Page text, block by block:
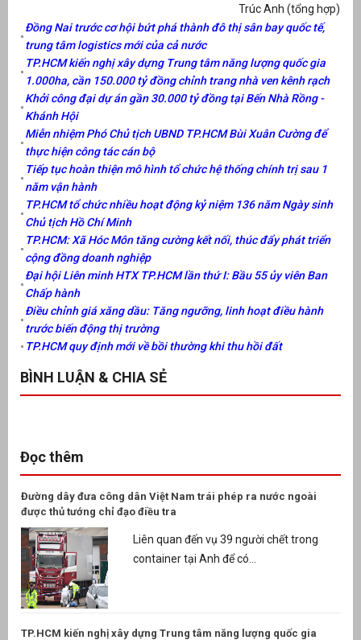
Trúc Anh (tổng hợp)
Đồng Nai trước cơ hội bứt phá thành đô thị sân bay quốc tế,
trung tâm logistics mới của cả nước
TP.HCM kiến nghị xây dựng Trung tâm năng lượng quốc gia
1.000ha, cần 150.000 tỷ đồng chỉnh trang nhà ven kênh rạch
Khởi công đại dự án gần 30.000 tỷ đồng tại Bến Nhà Rồng -
Khánh Hội
Miễn nhiệm Phó Chủ tịch UBND TP.HCM Bùi Xuân Cường để
thực hiện công tác cán bộ
Tiếp tục hoàn thiện mô hình tổ chức hệ thống chính trị sau 1
năm vận hành
TP.HCM tổ chức nhiều hoạt động kỷ niệm 136 năm Ngày sinh
Chủ tịch Hồ Chí Minh
TP.HCM: Xã Hóc Môn tăng cường kết nối, thúc đẩy phát triển
cộng đồng doanh nghiệp
Đại hội Liên minh HTX TP.HCM lần thứ I: Bầu 55 ủy viên Ban
Chấp hành
Điều chỉnh giá xăng dầu: Tăng ngưỡng, linh hoạt điều hành
trước biến động thị trường
TP.HCM quy định mới về bồi thường khi thu hồi đất
BÌNH LUẬN & CHIA SẺ
Đọc thêm
Đường dây đưa công dân Việt Nam trái phép ra nước ngoài
được thủ tướng chỉ đạo điều tra
Liên quan đến vụ 39 người chết trong
container tại Anh để có...
TP.HCM kiến nghị xây dựng Trung tâm năng lượng quốc gia